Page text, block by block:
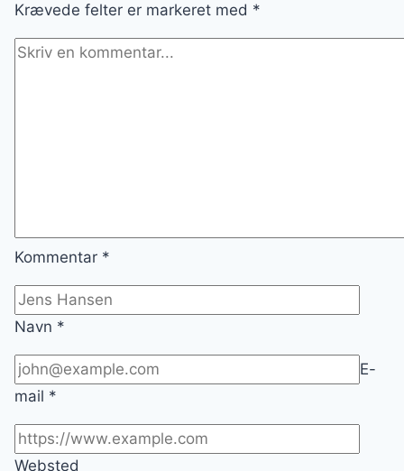
Krævede felter er markeret med *
Kommentar *
Navn *
E-
mail *
Websted